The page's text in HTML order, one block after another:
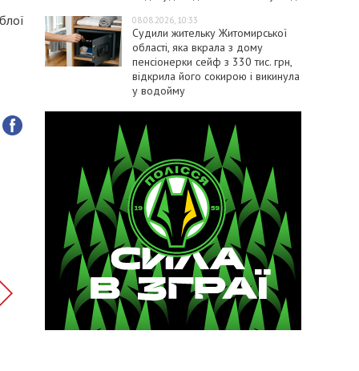
08.08.2026, 10:33
Судили жительку Житомирської
області, яка вкрала з дому
пенсіонерки сейф з 330 тис. грн,
відкрила його сокирою і викинула
у водойму